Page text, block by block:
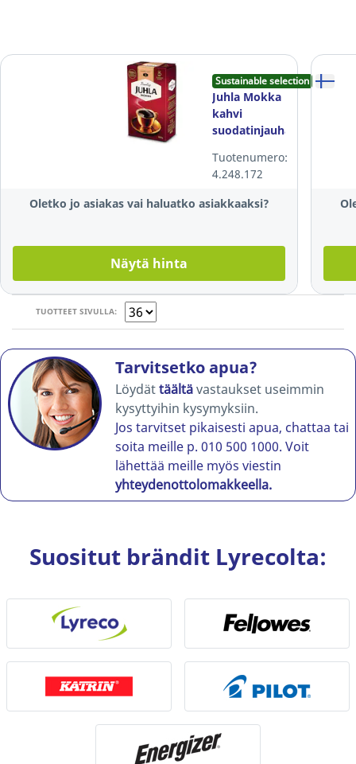
Sustainable selection
Juhla Mokka
kahvi
suodatinjauhatus
paahto 500g
Tuotenumero:
4.248.172
Oletko jo asiakas vai haluatko asiakkaaksi?
Näytä hinta
TUOTTEET SIVULLA:
Tarvitsetko apua?
Löydättäältävastaukset useimmin
kysyttyihin kysymyksiin.
Jos tarvitset pikaisesti apua, chattaa tai
soita meille p. 010 500 1000. Voit
lähettää meille myös viestin
yhteydenottolomakkeella.
Suositut brändit Lyrecolta: